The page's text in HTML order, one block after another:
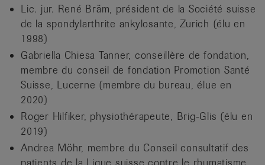
Lic. jur. René Bräm, président de la Société suisse
de la spondylarthrite ankylosante, Zurich (élu en
1998)
Gabriella Chiesa Tanner, conseillère de fondation,
membre du conseil de fondation Promotion Santé
Suisse, Lucerne (membre du bureau, élue en
2020)
Roger Hilfiker, physiothérapeute, Brig-Glis (élu en
2019)
Andrea Möhr, membre du Conseil consultatif des